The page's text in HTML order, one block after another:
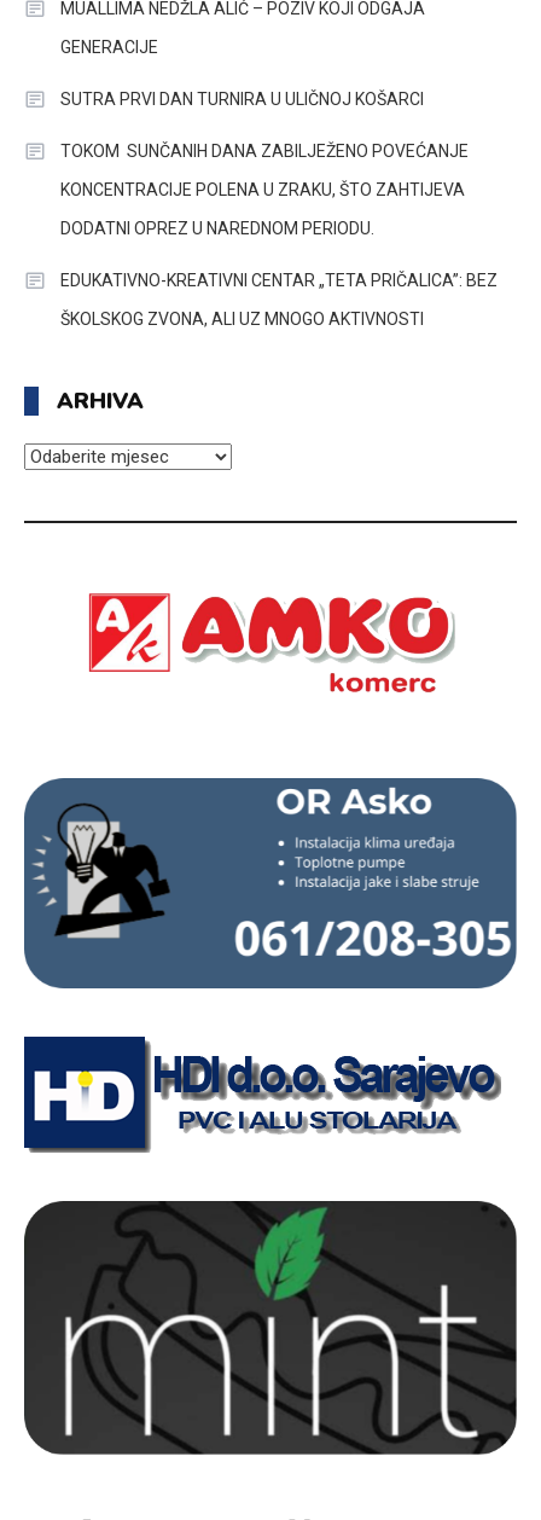
MUALLIMA NEDŽLA ALIĆ – POZIV KOJI ODGAJA
GENERACIJE
SUTRA PRVI DAN TURNIRA U ULIČNOJ KOŠARCI
TOKOM SUNČANIH DANA ZABILJEŽENO POVEĆANJE
KONCENTRACIJE POLENA U ZRAKU, ŠTO ZAHTIJEVA
DODATNI OPREZ U NAREDNOM PERIODU.
EDUKATIVNO-KREATIVNI CENTAR „TETA PRIČALICA”: BEZ
ŠKOLSKOG ZVONA, ALI UZ MNOGO AKTIVNOSTI
ARHIVA
ARHIVA